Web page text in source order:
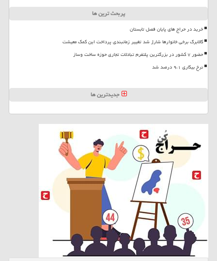
پربحث ترین ها
خرید در حراج های پایان فصل تابستان
کالابرگ برخی خانوارها شارژ شد تغییر زمانبندی پرداخت این کمک معیشت
حضور ۷ کشور در بزرگترین پلتفرم تبادلات تجاری حوزه ساخت وساز
نرخ بیکاری ۹،۱ درصد شد
جدیدترین ها